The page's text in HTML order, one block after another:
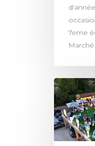
7eme